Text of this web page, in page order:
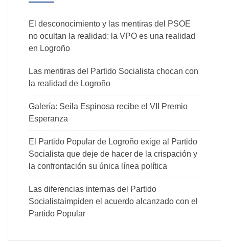
El desconocimiento y las mentiras del PSOE
no ocultan la realidad: la VPO es una realidad
en Logroño
Las mentiras del Partido Socialista chocan con
la realidad de Logroño
Galería: Seila Espinosa recibe el VII Premio
Esperanza
El Partido Popular de Logroño exige al Partido
Socialista que deje de hacer de la crispación y
la confrontación su única línea política
Las diferencias internas del Partido
Socialistaimpiden el acuerdo alcanzado con el
Partido Popular